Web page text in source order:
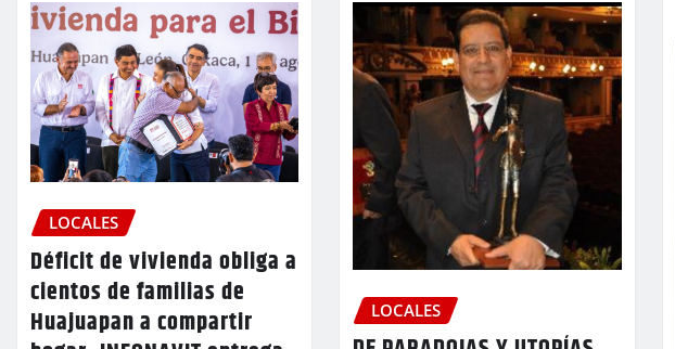
LOCALES
Déficit de vivienda obliga a
cientos de familias de
Huajuapan a compartir
LOCALES